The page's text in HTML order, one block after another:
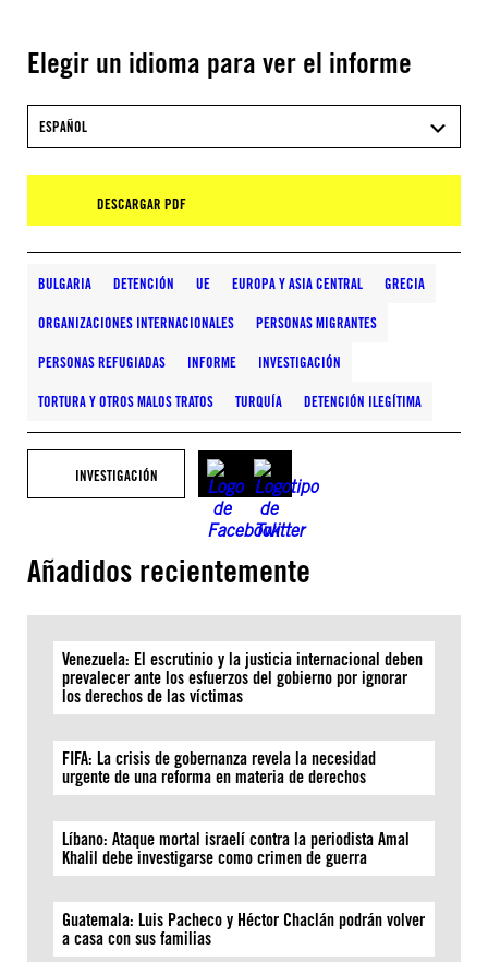
Elegir un idioma para ver el informe
ESPAÑOL
DESCARGAR PDF
BULGARIA DETENCIÓN UE EUROPA Y ASIA CENTRAL GRECIA
ORGANIZACIONES INTERNACIONALES PERSONAS MIGRANTES
PERSONAS REFUGIADAS INFORME INVESTIGACIÓN
TORTURA Y OTROS MALOS TRATOS TURQUÍA DETENCIÓN ILEGÍTIMA
INVESTIGACIÓN
Añadidos recientemente
Venezuela: El escrutinio y la justicia internacional deben
prevalecer ante los esfuerzos del gobierno por ignorar
los derechos de las víctimas
FIFA: La crisis de gobernanza revela la necesidad
urgente de una reforma en materia de derechos
Líbano: Ataque mortal israelí contra la periodista Amal
Khalil debe investigarse como crimen de guerra
Guatemala: Luis Pacheco y Héctor Chaclán podrán volver
a casa con sus familias